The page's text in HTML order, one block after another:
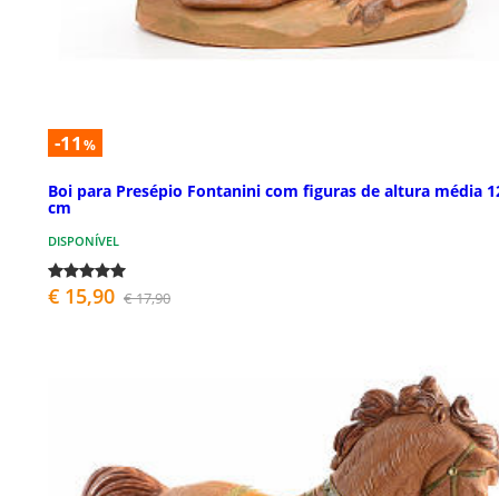
-11 %
Boi para Presépio Fontanini com figuras de altura média
cm
DISPONÍVEL
€ 15,90 € 17,90